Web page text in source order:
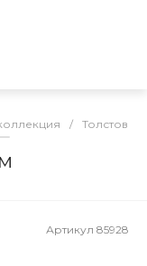
/ Толстовки
Артикул 85928